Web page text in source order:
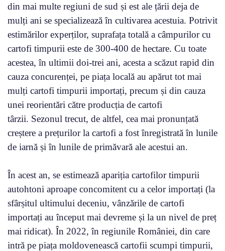
din mai multe regiuni de sud și est ale țării deja de
mulți ani se specializează în cultivarea acestuia. Potrivit
estimărilor experților, suprafața totală a câmpurilor cu
cartofi timpurii este de 300-400 de hectare. Cu toate
acestea, în ultimii doi-trei ani, acesta a scăzut rapid din
cauza concurenței, pe piața locală au apărut tot mai
mulți cartofi timpurii importați, precum și din cauza
unei reorientări către producția de cartofi
târzii. Sezonul trecut, de altfel, cea mai pronunțată
creștere a prețurilor la cartofi a fost înregistrată în lunile
de iarnă și în lunile de primăvară ale acestui an.
În acest an, se estimează apariția cartofilor timpurii
autohtoni aproape concomitent cu a celor importați (la
sfârșitul ultimului deceniu, vânzările de cartofi
importați au început mai devreme și la un nivel de preț
mai ridicat). În 2022, în regiunile României, din care
intră pe piața moldovenească cartofii scumpi timpurii,